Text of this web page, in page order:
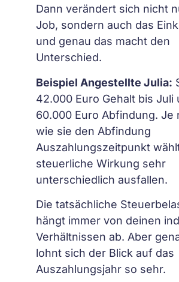
Dann verändert sich nicht
Job, sondern auch das
und genau das macht den
Unterschied.
Beispiel Angestellte Julia:
42.000 Euro Gehalt bis Juli
60.000 Euro Abfindung. Je
wie sie den Abfindung
Auszahlungszeitpunkt
steuerliche Wirkung sehr
unterschiedlich ausfallen.
Die tatsächliche
hängt immer von deinen
Verhältnissen ab. Aber
lohnt sich der Blick auf das
Auszahlungsjahr so sehr.